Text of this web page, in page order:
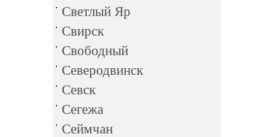
Светлый Яр
Свирск
Свободный
Северодвинск
Севск
Сегежа
Сеймчан